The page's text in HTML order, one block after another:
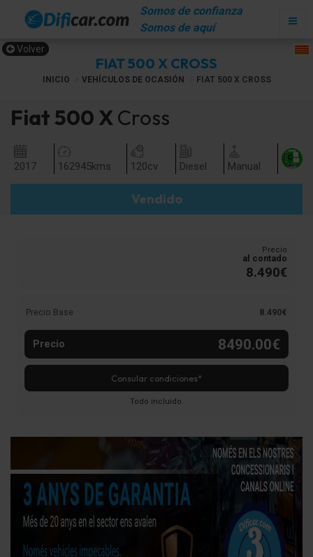
Somos de confianza
Somos de aquí
FIAT 500 X CROSS
Volver
INICIO VEHÍCULOS DE OCASIÓN FIAT 500 X CROSS
Fiat 500 XCross
2017 162945kms 120cv Diesel Manual
Vendido
Precio
al contado
8.490€
Precio Base 8.490€
Precio 8490.00€
Consular condiciones*
Todo incluido.